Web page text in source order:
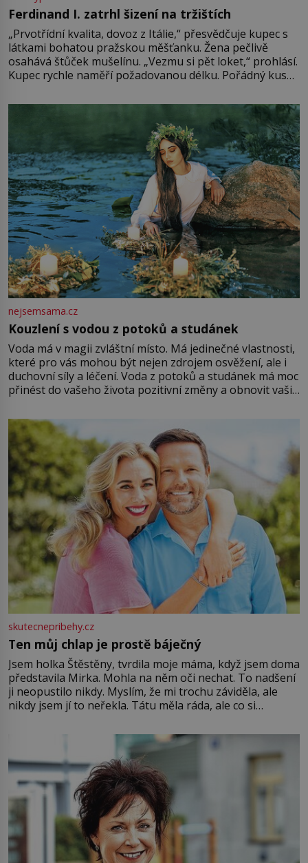
Ferdinand I. zatrhl šizení na tržištích
„Prvotřídní kvalita, dovoz z Itálie,“ přesvědčuje kupec s
látkami bohatou pražskou měšťanku. Žena pečlivě
osahává štůček mušelínu. „Vezmu si pět loket,“ prohlásí.
Kupec rychle naměří požadovanou délku. Pořádný kus
milostpaní. Stačí jenom na sukni,“ zhodnotí švadlena
množství růžového mušelínu. „Ošidili vás, podívejte.“
Vezme do ruky dřevěnou
nejsemsama.cz
Kouzlení s vodou z potoků a studánek
Voda má v magii zvláštní místo. Má jedinečné vlastnosti,
které pro vás mohou být nejen zdrojem osvěžení, ale i
duchovní síly a léčení. Voda z potoků a studánek má moc
přinést do vašeho života pozitivní změny a obnovit vaši
můžete obohatit své rituály a přinést do svého života
větší harmonii a klid. Je důležité
skutecnepribehy.cz
Ten můj chlap je prostě báječný
Jsem holka Štěstěny, tvrdila moje máma, když jsem doma
představila Mirka. Mohla na něm oči nechat. To nadšení
ji neopustilo nikdy. Myslím, že mi trochu záviděla, ale
nikdy jsem jí to neřekla. Tátu měla ráda, ale co si
Jsme spolu moc rádi Tehdy byla jiná doba, když